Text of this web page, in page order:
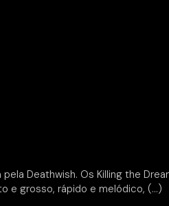
Deathwish. Os Killing the
e grosso, rápido e melódico,